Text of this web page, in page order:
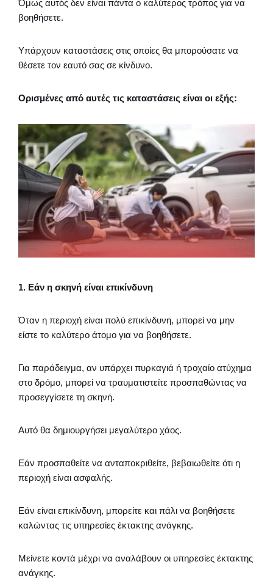
Όμως αυτός δεν είναι πάντα ο καλύτερος τρόπος για να
βοηθήσετε.
Υπάρχουν καταστάσεις στις οποίες θα μπορούσατε να
θέσετε τον εαυτό σας σε κίνδυνο.
Ορισμένες από αυτές τις καταστάσεις είναι οι εξής:
1. Εάν η σκηνή είναι επικίνδυνη
Όταν η περιοχή είναι πολύ επικίνδυνη, μπορεί να μην
είστε το καλύτερο άτομο για να βοηθήσετε.
Για παράδειγμα, αν υπάρχει πυρκαγιά ή τροχαίο ατύχημα
στο δρόμο, μπορεί να τραυματιστείτε προσπαθώντας να
προσεγγίσετε τη σκηνή.
Αυτό θα δημιουργήσει μεγαλύτερο χάος.
Εάν προσπαθείτε να ανταποκριθείτε, βεβαιωθείτε ότι η
περιοχή είναι ασφαλής.
Εάν είναι επικίνδυνη, μπορείτε και πάλι να βοηθήσετε
καλώντας τις υπηρεσίες έκτακτης ανάγκης.
Μείνετε κοντά μέχρι να αναλάβουν οι υπηρεσίες έκτακτης
ανάγκης.